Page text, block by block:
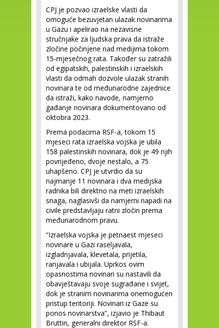
CPJ je pozvao izraelske vlasti da
omoguće bezuvjetan ulazak novinarima
u Gazu i apelirao na nezavisne
stručnjake za ljudska prava da istraže
zločine počinjene nad medijima tokom
15-mjesečnog rata. Također su zatražili
od egipatskih, palestinskih i izraelskih
vlasti da odmah dozvole ulazak stranih
novinara te od međunarodne zajednice
da istraži, kako navode, namjerno
gađanje novinara dokumentovano od
oktobra 2023.
Prema podacima RSF-a, tokom 15
mjeseci rata izraelska vojska je ubila
158 palestinskih novinara, dok je 49 njih
povrijeđeno, dvoje nestalo, a 75
uhapšeno. CPJ je utvrdio da su
najmanje 11 novinara i dva medijska
radnika bili direktno na meti izraelskih
snaga, naglasivši da namjerni napadi na
civile predstavljaju ratni zločin prema
međunarodnom pravu.
“Izraelska vojska je petnaest mjeseci
novinare u Gazi raseljavala,
izgladnjavala, klevetala, prijetila,
ranjavala i ubijala. Uprkos ovim
opasnostima novinari su nastavili da
obavještavaju svoje sugrađane i svijet,
dok je stranim novinarima onemogućen
pristup teritoriji. Novinari iz Gaze su
ponos novinarstva”, izjavio je Thibaut
Bruttin, generalni direktor RSF-a.